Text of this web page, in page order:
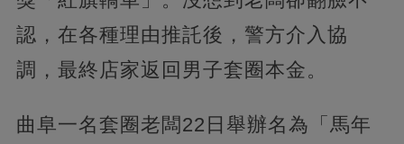
認，在各種理由推託後，警方介入協
調，最終店家返回男子套圈本金。
曲阜一名套圈老闆22日舉辦名為「馬年